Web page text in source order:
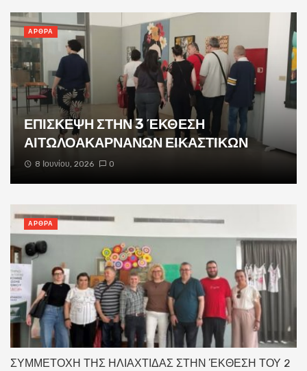
ΕΠΙΣΚΕΨΗ ΣΤΗΝ 3 ΈΚΘΕΣΗ
ΑΙΤΩΛΟΑΚΑΡΝΑΝΩΝ ΕΙΚΑΣΤΙΚΩΝ
8 Ιουνίου, 2026 0
ΑΡΘΡΑ
ΣΥΜΜΕΤΟΧΗ ΤΗΣ ΗΛΙΑΧΤΙΔΑΣ ΣΤΗΝ ΈΚΘΕΣΗ ΤΟΥ 2
ΑΡΘΡΑ